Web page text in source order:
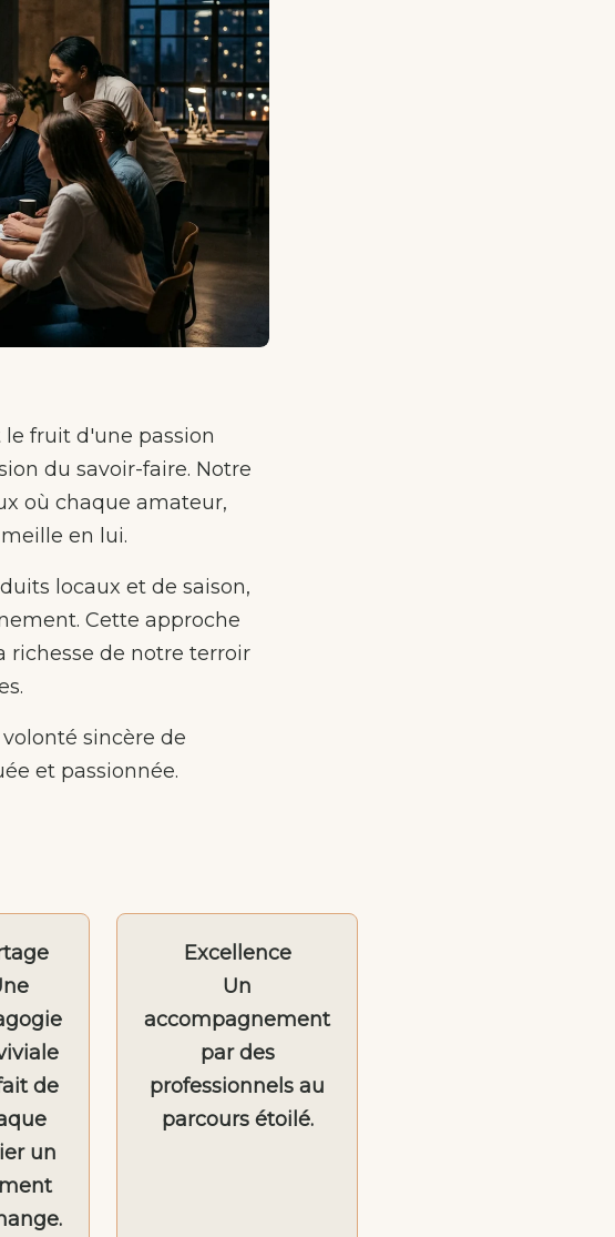
le fruit d'une passion
du savoir-faire. Notre
où chaque amateur,
en lui.
locaux et de saison,
Cette approche
richesse de notre terroir
sincère de
et passionnée.
de
un
Excellence
Un
accompagnement
par des
professionnels au
parcours étoilé.